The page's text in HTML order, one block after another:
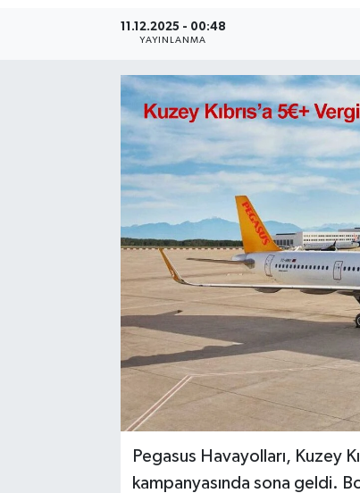
11.12.2025 - 00:48
YAYINLANMA
Pegasus Havayolları, Kuzey
kampanyasında sona geldi.